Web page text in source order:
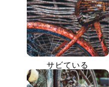
サビている